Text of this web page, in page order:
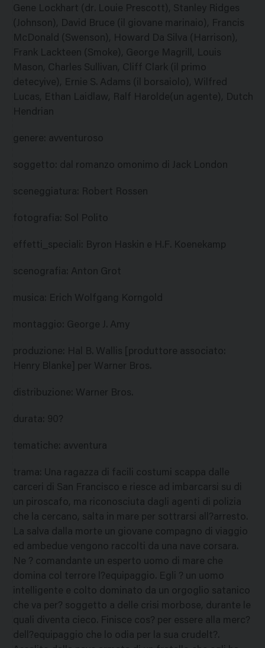
Gene Lockhart (dr. Louie Prescott), Stanley Ridges
(Johnson), David Bruce (il giovane marinaio), Francis
McDonald (Swenson), Howard Da Silva (Harrison),
Frank Lackteen (Smoke), George Magrill, Louis
Mason, Charles Sullivan, Cliff Clark (il primo
detecyive), Ernie S. Adams (il borsaiolo), Wilfred
Lucas, Ethan Laidlaw, Ralf Harolde(un agente), Dutch
Hendrian
genere: avventuroso
soggetto: dal romanzo omonimo di Jack London
sceneggiatura: Robert Rossen
fotografia: Sol Polito
effetti_speciali: Byron Haskin e H.F. Koenekamp
scenografia: Anton Grot
musica: Erich Wolfgang Korngold
montaggio: George J. Amy
produzione: Hal B. Wallis [produttore associato:
Henry Blanke] per Warner Bros.
distribuzione: Warner Bros.
durata: 90?
tematiche: avventura
trama: Una ragazza di facili costumi scappa dalle
carceri di San Francisco e riesce ad imbarcarsi su di
un piroscafo, ma riconosciuta dagli agenti di polizia
che la cercano, salta in mare per sottrarsi all?arresto.
La salva dalla morte un giovane compagno di viaggio
ed ambedue vengono raccolti da una nave corsara.
Ne ? comandante un esperto uomo di mare che
domina col terrore l?equipaggio. Egli ? un uomo
intelligente e colto dominato da un orgoglio satanico
che va per? soggetto a delle crisi morbose, durante le
quali diventa cieco. Finisce cos? per essere alla merc?
dell?equipaggio che lo odia per la sua crudelt?.